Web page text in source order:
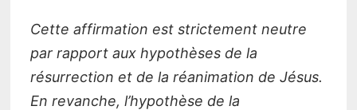
Cette affirmation est strictement neutre
par rapport aux hypothèses de la
résurrection et de la réanimation de Jésus.
En revanche, l’hypothèse de la